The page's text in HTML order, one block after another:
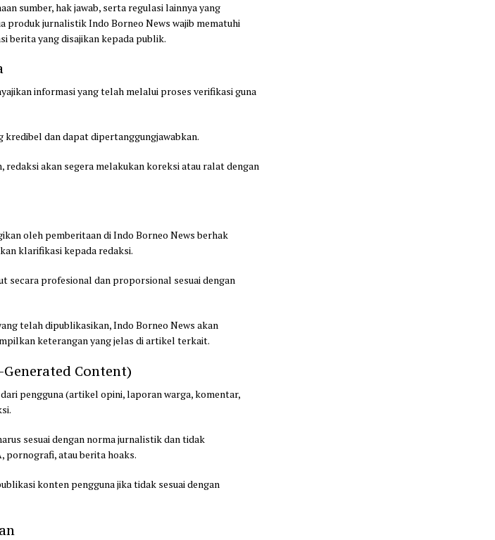
sumber, hak jawab, serta regulasi lainnya yang
produk jurnalistik Indo Borneo News wajib mematuhi
berita yang disajikan kepada publik.
informasi yang telah melalui proses verifikasi guna
kredibel dan dapat dipertanggungjawabkan.
akan segera melakukan koreksi atau ralat dengan
oleh pemberitaan di Indo Borneo News berhak
klarifikasi kepada redaksi.
secara profesional dan proporsional sesuai dengan
telah dipublikasikan, Indo Borneo News akan
keterangan yang jelas di artikel terkait.
Content)
pengguna (artikel opini, laporan warga, komentar,
sesuai dengan norma jurnalistik dan tidak
pornografi, atau berita hoaks.
konten pengguna jika tidak sesuai dengan